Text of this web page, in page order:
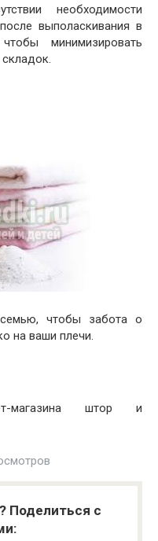
необходимости
выполаскивания в
минимизировать
чтобы забота о
на ваши плечи.
магазина штор и
Поделиться с